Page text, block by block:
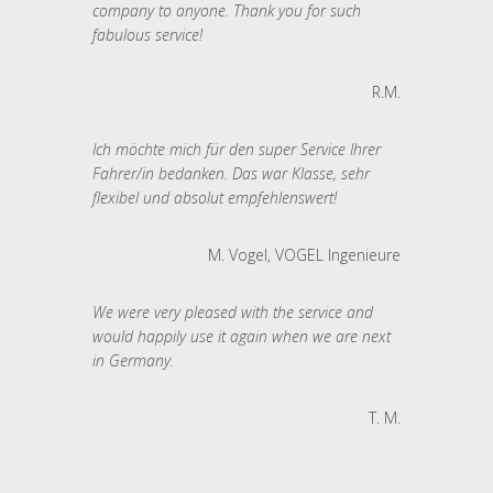
company to anyone. Thank you for such
fabulous service!
R.M.
Ich möchte mich für den super Service Ihrer
Fahrer/in bedanken. Das war Klasse, sehr
flexibel und absolut empfehlenswert!
M. Vogel, VOGEL Ingenieure
We were very pleased with the service and
would happily use it again when we are next
in Germany.
T. M.